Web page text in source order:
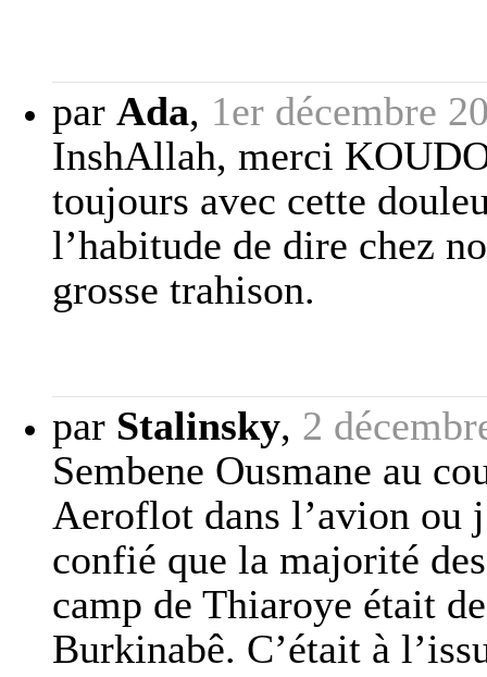
par Ada, 1er décembre
InshAllah, merci
toujours avec cette
l’habitude de dire chez
grosse trahison.
par Stalinsky, 2
Sembene Ousmane au
Aeroflot dans l’avion ou
confié que la majorité
camp de Thiaroye était
Burkinabê. C’était à